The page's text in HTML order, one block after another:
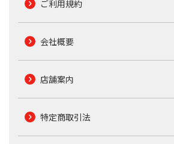
ご利用規約
会社概要
店舗案内
特定商取引法